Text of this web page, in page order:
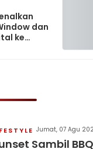
dan
ke
Jumat, 07 Agu
Sambil